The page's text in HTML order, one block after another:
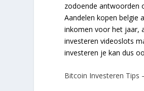
zodoende antwoorden
Aandelen kopen belgie
inkomen voor het jaar,
investeren videoslots
investeren je kan dus
Bitcoin Investeren Tips